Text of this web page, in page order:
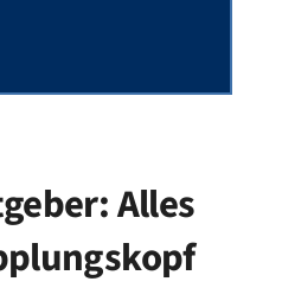
Alles